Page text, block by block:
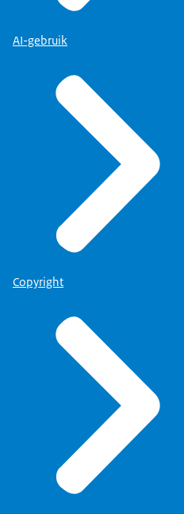
AI-gebruik
Copyright